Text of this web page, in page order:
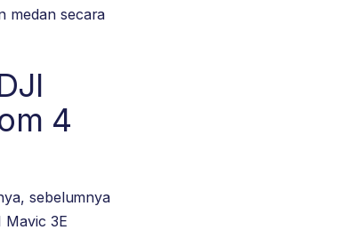
medan secara
4
sebelumnya
3E